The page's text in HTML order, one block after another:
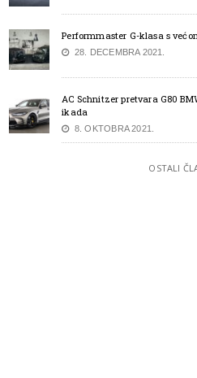
Performmaster G-klasa s
28. DECEMBRA 2021.
AC Schnitzer pretvara G80
ikada
8. OKTOBRA 2021.
OSTALI